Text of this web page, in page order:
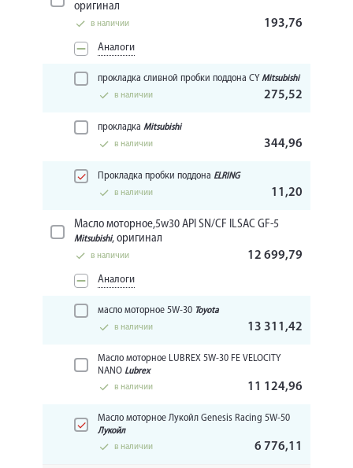
оригинал
в наличии 193,76
Аналоги
прокладка сливной пробки поддона CY Mitsubishi
в наличии
275,52
прокладка Mitsubishi
в наличии
344,96
Прокладка пробки поддона ELRING
в наличии
11,20
Масло моторное,5w30 API SN/CF ILSAC GF-5
Mitsubishi, оригинал
в наличии 12 699,79
Аналоги
масло моторное 5W-30 Toyota
в наличии
13 311,42
Масло моторное LUBREX 5W-30 FE VELOCITY
NANO Lubrex
в наличии
11 124,96
Масло моторное Лукойл Genesis Racing 5W-50
Лукойл
в наличии
6 776,11